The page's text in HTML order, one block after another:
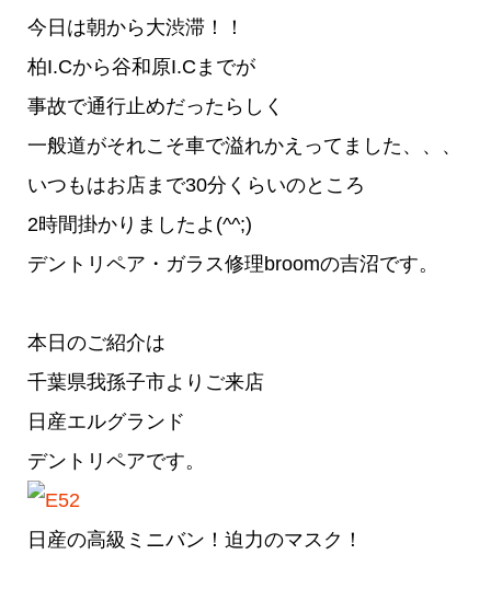
今日は朝から大渋滞！！
柏I.Cから谷和原I.Cまでが
事故で通行止めだったらしく
一般道がそれこそ車で溢れかえってました、、、
いつもはお店まで30分くらいのところ
2時間掛かりましたよ(^^;)
デントリペア・ガラス修理broomの吉沼です。
本日のご紹介は
千葉県我孫子市よりご来店
日産エルグランド
デントリペアです。
日産の高級ミニバン！迫力のマスク！